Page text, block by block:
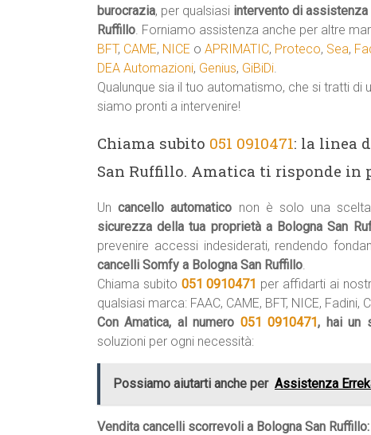
burocrazia, per qualsiasi intervento di assistenza
Ruffillo. Forniamo assistenza anche per altre
BFT, CAME, NICE o APRIMATIC, Proteco, Sea,
DEA Automazioni, Genius, GiBiDi.
Qualunque sia il tuo automatismo, che si tratti di
siamo pronti a intervenire!
Chiama subito 051 0910471: la linea
San Ruffillo. Amatica ti risponde in
Uncancello automatico non è solo una
sicurezza della tua proprietà a Bologna San
prevenire accessi indesiderati, rendendo
cancelli Somfy a Bologna San Ruffillo.
Chiama subito 051 0910471 per affidarti ai
qualsiasi marca: FAAC, CAME, BFT, NICE, Fadini,
Con Amatica, al numero 051 0910471, hai un
soluzioni per ogni necessità:
Possiamo aiutarti anche per Assistenza
Vendita cancelli scorrevoli a Bologna San Ruffillo: